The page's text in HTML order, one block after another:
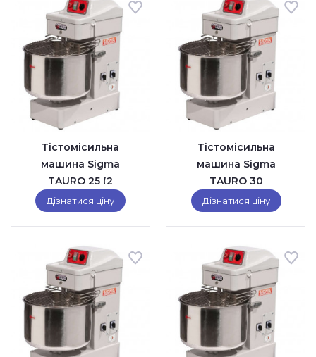
Тістомісильна
машина Sigma
TAURO 25 (2
швидкості)
Дізнатися ціну
Тістомісильна
машина Sigma
TAURO 30
Дізнатися ціну